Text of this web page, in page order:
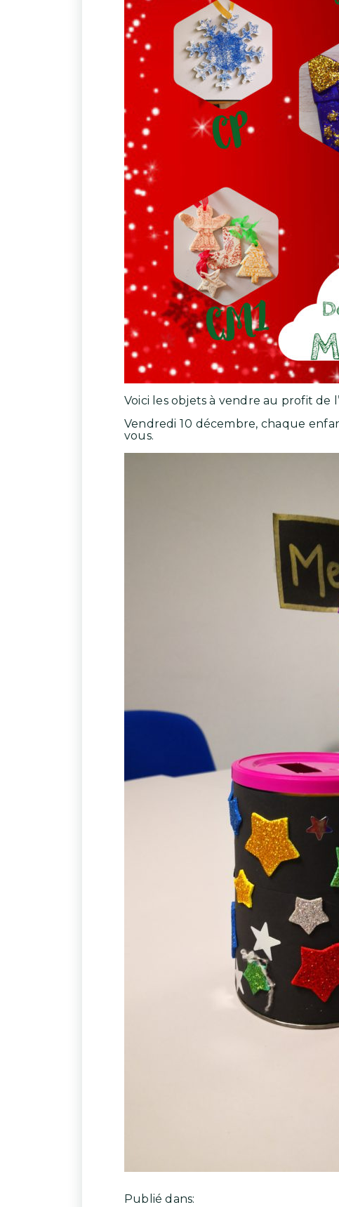
Voici les objets à vendre au profit de
Vendredi 10 décembre, chaque
vous.
Publié dans: